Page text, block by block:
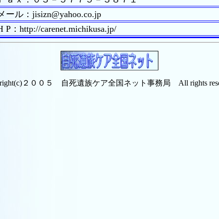
ール：jisizn@yahoo.co.jp
P：http://carenet.michikusa.jp/
２００５ 自死遺族ケア全国ネット事務局 All rights